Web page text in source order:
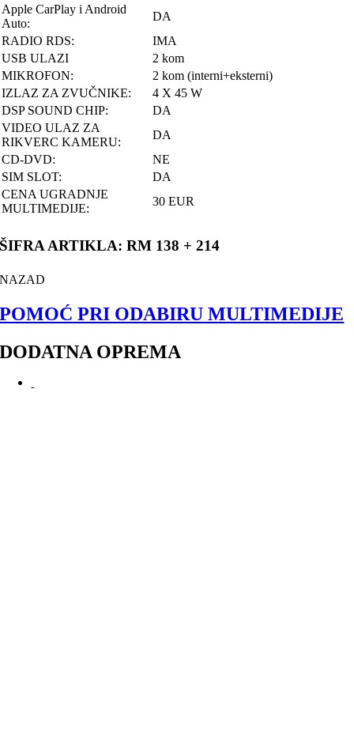
Apple CarPlay i Android
Auto:
DA
RADIO RDS:
IMA
USB ULAZI
2 kom
MIKROFON:
2 kom (interni+eksterni)
IZLAZ ZA ZVUČNIKE:
4 X 45 W
DSP SOUND CHIP:
DA
VIDEO ULAZ ZA
RIKVERC KAMERU:
DA
CD-DVD:
NE
SIM SLOT:
DA
CENA UGRADNJE
MULTIMEDIJE:
30 EUR
ŠIFRA ARTIKLA: RM 138 + 214
NAZAD
POMOĆ PRI ODABIRU MULTIMEDIJE
DODATNA OPREMA